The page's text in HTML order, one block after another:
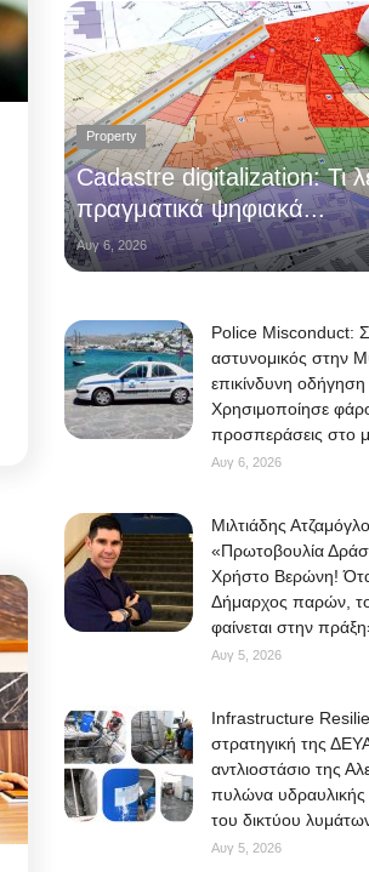
Property
Cadastre digitalization: Τι
πραγματικά ψηφιακά...
Αυγ 6, 2026
Police Misconduct:
αστυνομικός στην
επικίνδυνη οδήγηση
Χρησιμοποίησε
προσπεράσεις στο
Αυγ 6, 2026
Μιλτιάδης
«Πρωτοβουλία
Χρήστο Βερώνη!
Δήμαρχος παρών,
φαίνεται στην
Αυγ 5, 2026
Infrastructure
στρατηγική της
αντλιοστάσιο της
πυλώνα υδραυλικής
του δικτύου λυμάτων
Αυγ 5, 2026